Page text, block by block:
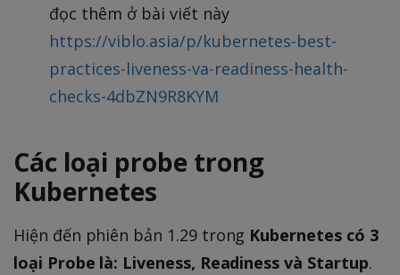
đọc thêm ở bài viết này
https://viblo.asia/p/kubernetes-best-
practices-liveness-va-readiness-health-
checks-4dbZN9R8KYM
Các loại probe trong
Kubernetes
Hiện đến phiên bản 1.29 trong Kubernetes có 3
loại Probe là: Liveness, Readiness và Startup.